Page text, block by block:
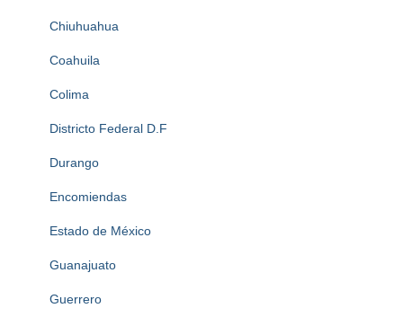
Chiuhuahua
Coahuila
Colima
Districto Federal D.F
Durango
Encomiendas
Estado de México
Guanajuato
Guerrero